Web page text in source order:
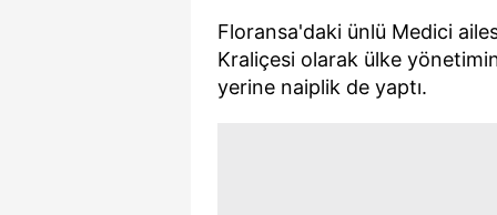
Floransa'daki ünlü Medici
Kraliçesi olarak ülke
yerine naiplik de yaptı.